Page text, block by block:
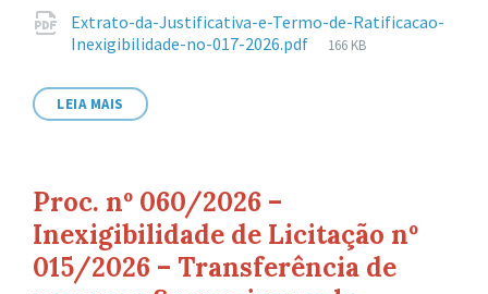
Anexos
Extrato-da-Justificativa-e-Termo-de-Ratificacao-
Inexigibilidade-no-017-2026.pdf
Tamanho
166 KB
LEIA MAIS
Proc. nº 060/2026 –
Inexigibilidade de Licitação nº
015/2026 – Transferência de